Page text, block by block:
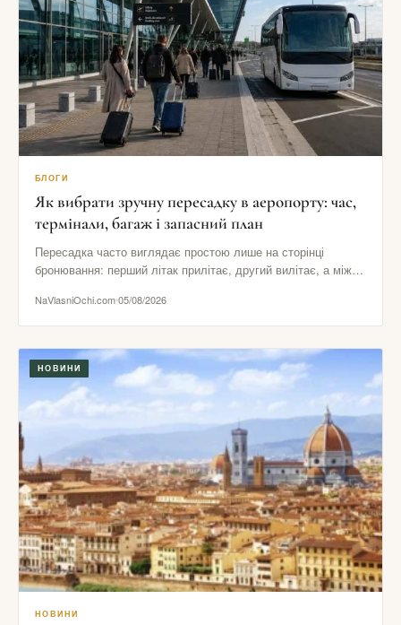
БЛОГИ
Як вибрати зручну пересадку в аеропорту: час,
термінали, багаж і запасний план
Пересадка часто виглядає простою лише на сторінці
бронювання: перший літак прилітає, другий вилітає, а між
NaVlasniOchi.com05/08/2026
НОВИНИ
НОВИНИ